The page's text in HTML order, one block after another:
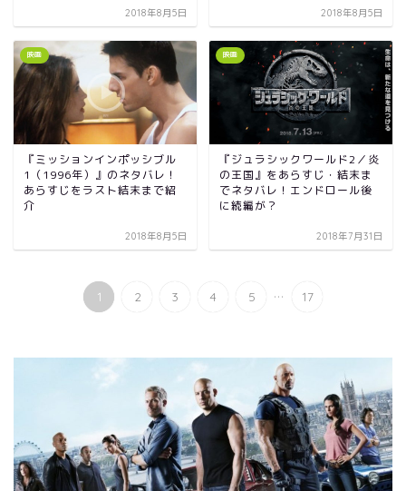
2018年8月5日 2018年8月5日
映画
『ミッションインポッシブル
1（1996年）』のネタバレ！
あらすじをラスト結末まで紹
介
2018年8月5日
映画
『ジュラシックワールド2／炎
の王国』をあらすじ・結末ま
でネタバレ！エンドロール後
に続編が？
2018年7月31日
1 2 3 4 5 ... 17